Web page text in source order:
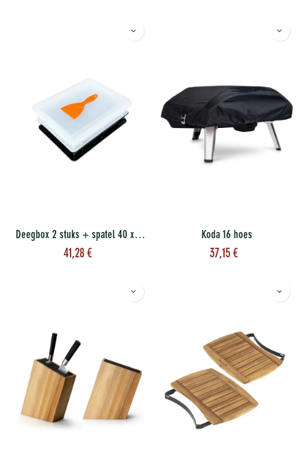
Deegbox 2 stuks + spatel 40 x 30
41,28 €
Koda 16 hoes
37,15 €